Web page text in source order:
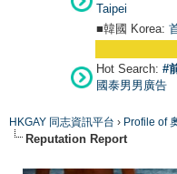
Taipei
■韓國 Korea:
Hot Search: #
國泰男男廣告
HKGAY 同志資訊平台 › Profile of
Reputation Report